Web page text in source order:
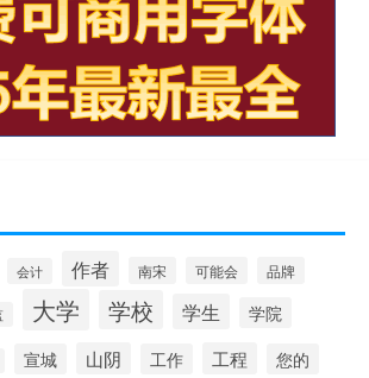
会计 作者 南宋 可能会 品牌
大学 学校 学生 学院
宣城 山阴 工作 工程 您的